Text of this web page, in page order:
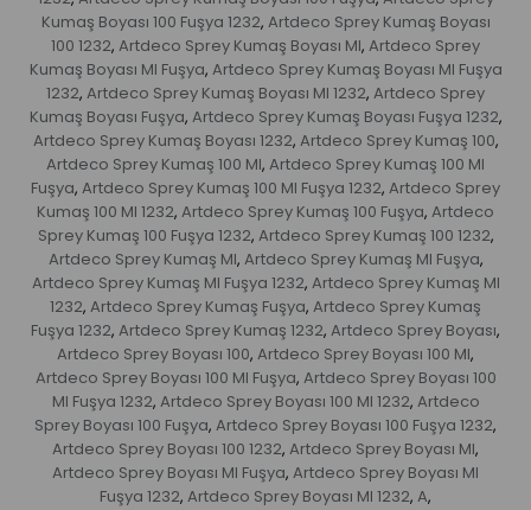
Kumaş Boyası 100 Fuşya 1232, Artdeco Sprey Kumaş Boyası
100 1232, Artdeco Sprey Kumaş Boyası Ml, Artdeco Sprey
Kumaş Boyası Ml Fuşya, Artdeco Sprey Kumaş Boyası Ml Fuşya
1232, Artdeco Sprey Kumaş Boyası Ml 1232, Artdeco Sprey
Kumaş Boyası Fuşya, Artdeco Sprey Kumaş Boyası Fuşya 1232,
Artdeco Sprey Kumaş Boyası 1232, Artdeco Sprey Kumaş 100,
Artdeco Sprey Kumaş 100 Ml, Artdeco Sprey Kumaş 100 Ml
Fuşya, Artdeco Sprey Kumaş 100 Ml Fuşya 1232, Artdeco Sprey
Kumaş 100 Ml 1232, Artdeco Sprey Kumaş 100 Fuşya, Artdeco
Sprey Kumaş 100 Fuşya 1232, Artdeco Sprey Kumaş 100 1232,
Artdeco Sprey Kumaş Ml, Artdeco Sprey Kumaş Ml Fuşya,
Artdeco Sprey Kumaş Ml Fuşya 1232, Artdeco Sprey Kumaş Ml
1232, Artdeco Sprey Kumaş Fuşya, Artdeco Sprey Kumaş
Fuşya 1232, Artdeco Sprey Kumaş 1232, Artdeco Sprey Boyası,
Artdeco Sprey Boyası 100, Artdeco Sprey Boyası 100 Ml,
Artdeco Sprey Boyası 100 Ml Fuşya, Artdeco Sprey Boyası 100
Ml Fuşya 1232, Artdeco Sprey Boyası 100 Ml 1232, Artdeco
Sprey Boyası 100 Fuşya, Artdeco Sprey Boyası 100 Fuşya 1232,
Artdeco Sprey Boyası 100 1232, Artdeco Sprey Boyası Ml,
Artdeco Sprey Boyası Ml Fuşya, Artdeco Sprey Boyası Ml
Fuşya 1232, Artdeco Sprey Boyası Ml 1232, A,